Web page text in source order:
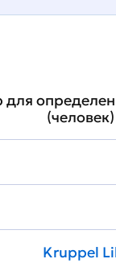
для
Kruppel